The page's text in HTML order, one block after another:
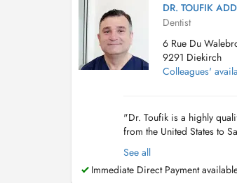
DR. TOUFIK
Dentist
6 Rue Du
9291 Diekirch
Colleagues'
"Dr. Toufik is a highly
from the United States to
Clinic: +352 26 56 12 41
See all
Immediate Direct Payment